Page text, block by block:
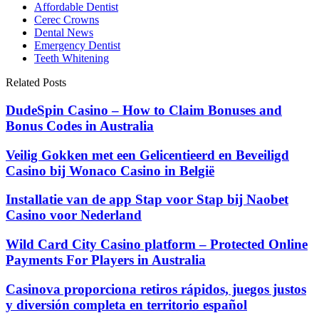
Affordable Dentist
Cerec Crowns
Dental News
Emergency Dentist
Teeth Whitening
Related Posts
DudeSpin Casino – How to Claim Bonuses and
Bonus Codes in Australia
Veilig Gokken met een Gelicentieerd en Beveiligd
Casino bij Wonaco Casino in België
Installatie van de app Stap voor Stap bij Naobet
Casino voor Nederland
Wild Card City Casino platform – Protected Online
Payments For Players in Australia
Casinova proporciona retiros rápidos, juegos justos
y diversión completa en territorio español